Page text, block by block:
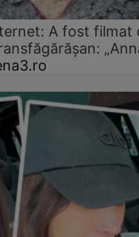
A fost filmat